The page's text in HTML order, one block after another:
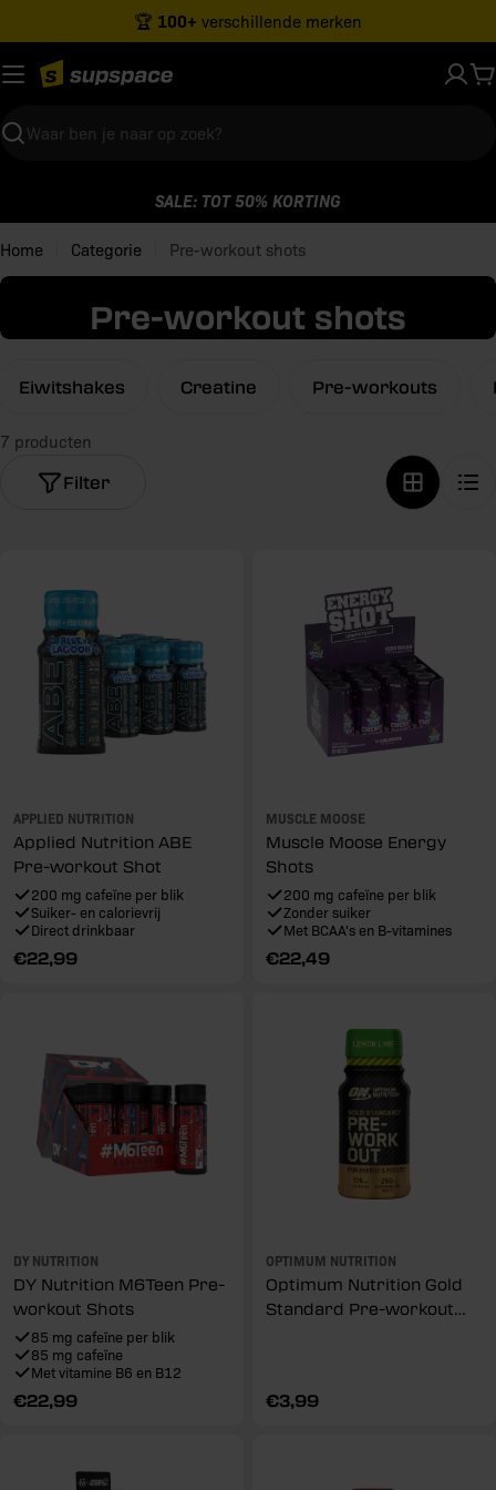
naar
inhoud
🏆 100+ verschillende merken
Zoeken
SALE: TOT 50% KORTING
Home Categorie Pre-workout shots
C
a
t
g
o
e
:
Pre-workout shots
Eiwitshakes Creatine Pre-workouts
7 producten
Filter
APPLIED NUTRITION
Applied Nutrition ABE
Pre-workout Shot
200 mg cafeïne per blik
Suiker- en calorievrij
Direct drinkbaar
Reguliere
€22,99
MUSCLE MOOSE
Muscle Moose Energy
Shots
200 mg cafeïne per blik
Zonder suiker
Met BCAA's en B-vitamines
Reguliere
€22,49
DY NUTRITION
DY Nutrition M6Teen Pre-
workout Shots
85 mg cafeïne per blik
85 mg cafeïne
Met vitamine B6 en B12
Reguliere
€22,99
OPTIMUM NUTRITION
Optimum Nutrition Gold
Standard Pre-workout
Reguliere
€3,99